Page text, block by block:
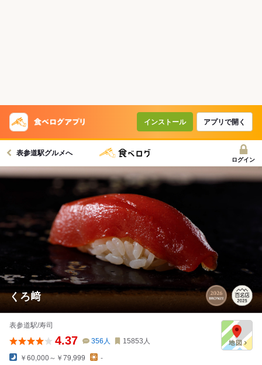
インストール アプリで開く
表参道駅グルメへ
ログイン
くろ﨑
表参道駅/寿司
4.37 356 人 15853 人
￥60,000～￥79,999 -